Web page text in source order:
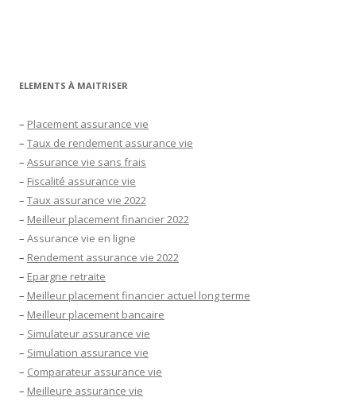
ELEMENTS À MAITRISER
– Placement assurance vie
– Taux de rendement assurance vie
– Assurance vie sans frais
– Fiscalité assurance vie
– Taux assurance vie 2022
– Meilleur placement financier 2022
– Assurance vie en ligne
– Rendement assurance vie 2022
– Epargne retraite
– Meilleur placement financier actuel long terme
– Meilleur placement bancaire
– Simulateur assurance vie
– Simulation assurance vie
– Comparateur assurance vie
– Meilleure assurance vie